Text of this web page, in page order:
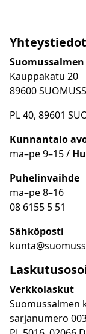
Yhteystiedot
Kauppakatu 20
89600
PL 40, 89601
Kunnantalo
ma–pe 9–15 /
Puhelinvaihde
ma–pe 8–16
08 6155 5 51
Sähköposti
Verkkolaskut
Suomussalmen
sarjanumero